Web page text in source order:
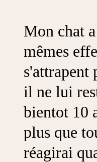
Mon chat
mêmes
s'attrapent
il ne lui
bientot 10
plus que
réagirai